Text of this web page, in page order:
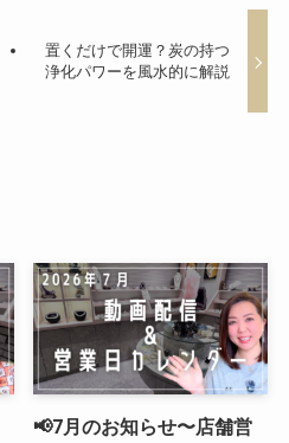
置くだけで開運？炭の持つ
浄化パワーを風水的に解説
📢7月のお知らせ〜店舗営